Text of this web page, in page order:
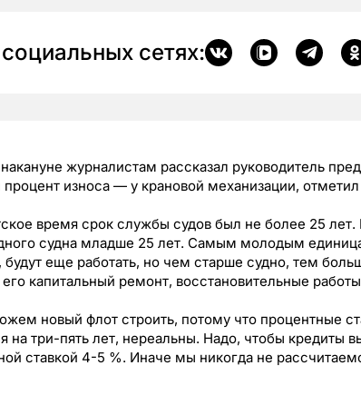
сетях:
журналистам рассказал руководитель
износа — у крановой механизации,
время срок службы судов был не более 25
судна младше 25 лет. Самым молодым
будут еще работать, но чем старше судно, тем
его капитальный ремонт, восстановительные
новый флот строить, потому что процентные
на три-пять лет, нереальны. Надо, чтобы кредиты
ставкой 4-5 %. Иначе мы никогда не